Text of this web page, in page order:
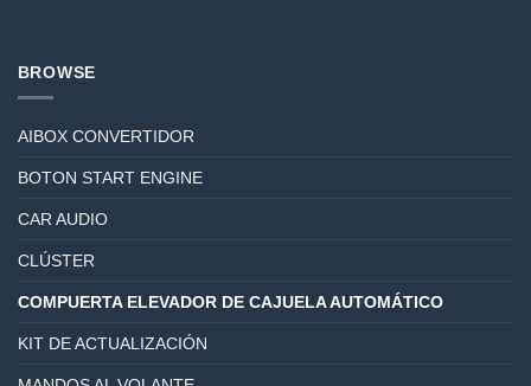
BROWSE
AIBOX CONVERTIDOR
BOTON START ENGINE
CAR AUDIO
CLÚSTER
COMPUERTA ELEVADOR DE CAJUELA AUTOMÁTICO
KIT DE ACTUALIZACIÓN